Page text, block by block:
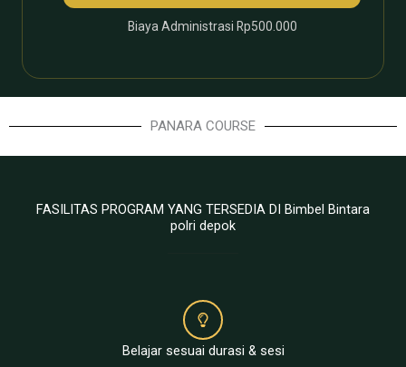
Biaya Administrasi Rp500.000
PANARA COURSE
FASILITAS PROGRAM YANG TERSEDIA DI Bimbel Bintara
polri depok
Belajar sesuai durasi & sesi